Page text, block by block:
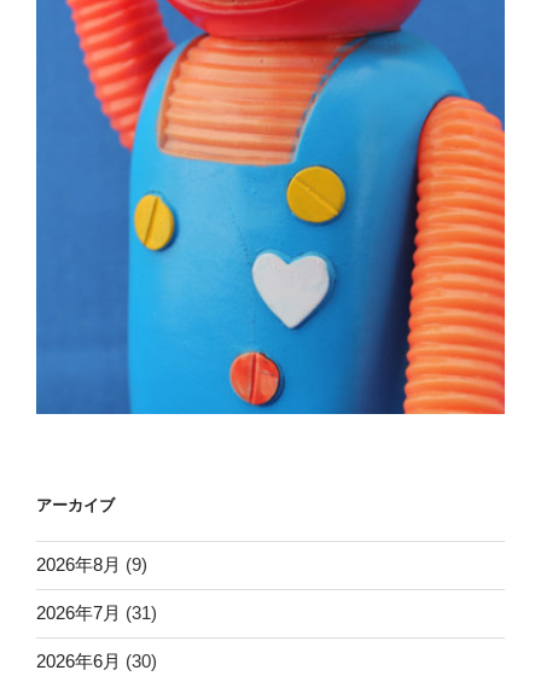
アーカイブ
2026年8月 (9)
2026年7月 (31)
2026年6月 (30)